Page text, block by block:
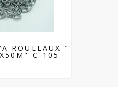
ROULEAUX "
C-105